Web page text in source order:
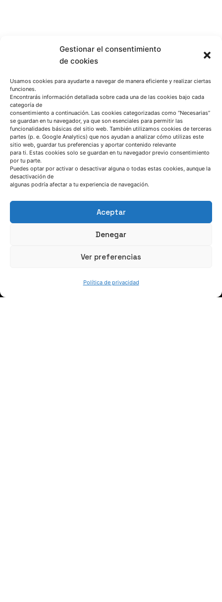
Gestionar el consentimiento
de cookies
Usamos cookies para ayudarte a navegar de manera eficiente y realizar ciertas
funciones.
Encontrarás información detallada sobre cada una de las cookies bajo cada
categoría de
consentimiento a continuación. Las cookies categorizadas como “Necesarias”
se guardan en tu navegador, ya que son esenciales para permitir las
funcionalidades básicas del sitio web. También utilizamos cookies de terceras
partes (p. e. Google Analytics) que nos ayudan a analizar cómo utilizas este
sitio web, guardar tus preferencias y aportar contenido relevante
para ti. Estas cookies solo se guardan en tu navegador previo consentimiento
por tu parte.
Puedes optar por activar o desactivar alguna o todas estas cookies, aunque la
desactivación de
algunas podría afectar a tu experiencia de navegación.
Aceptar
Denegar
Ver preferencias
Política de privacidad
HABLEMOS
Escríbenos